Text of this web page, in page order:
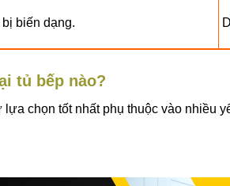
biến dạng.
tủ bếp nào?
chọn tốt nhất phụ thuộc vào nhiều